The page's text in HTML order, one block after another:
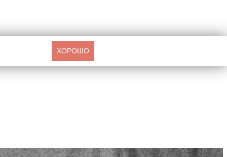
ХОРОШО